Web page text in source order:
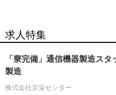
求人特集
「寮完備」通信機器製造ス
製造
株式会社京栄センター